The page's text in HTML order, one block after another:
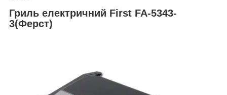
Гриль електричний First FA-5343-
3(Ферст)